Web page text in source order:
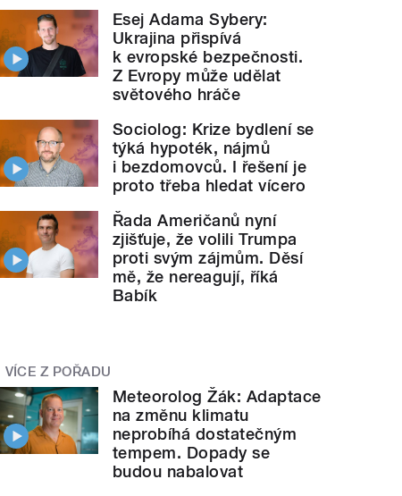
Esej Adama Sybery:
Ukrajina přispívá
k evropské bezpečnosti.
Z Evropy může udělat
světového hráče
Sociolog: Krize bydlení se
týká hypoték, nájmů
i bezdomovců. I řešení je
proto třeba hledat vícero
Řada Američanů nyní
zjišťuje, že volili Trumpa
proti svým zájmům. Děsí
mě, že nereagují, říká
Babík
VÍCE Z POŘADU
Meteorolog Žák: Adaptace
na změnu klimatu
neprobíhá dostatečným
tempem. Dopady se
budou nabalovat